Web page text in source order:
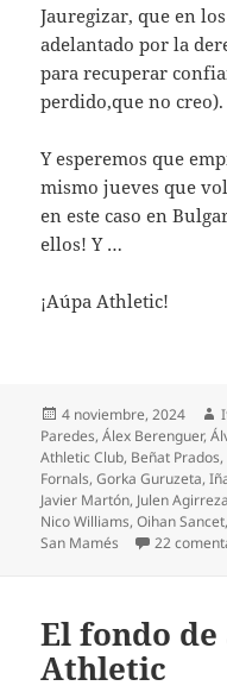
Jauregizar, que en
adelantado por la
para recuperar
perdido,que no creo).
Y esperemos que
mismo jueves que
en este caso en
ellos! Y …
¡Aúpa Athletic!
Publicado
el
4 noviembre, 2024
Paredes,Álex Berenguer,
Athletic Club, Beñat Prados,
Fornals,Gorka Guruzeta,
Javier Martón, Julen
Nico Williams,Oihan Sancet
San Mamés
22
El fondo
Athletic